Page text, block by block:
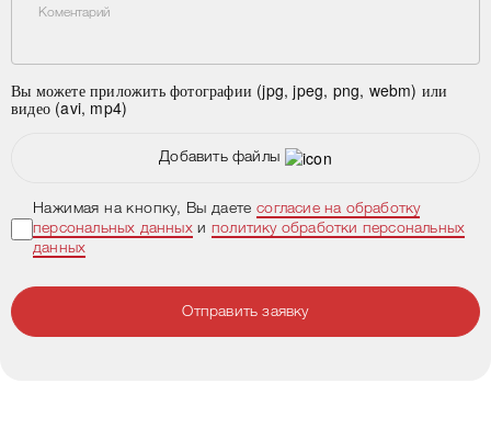
Коментарий
Вы можете приложить фотографии (jpg, jpeg, png, webm) или
видео (avi, mp4)
Добавить файлы
Нажимая на кнопку, Вы даетесогласие на обработку
персональных данныхиполитику обработки персональных
данных
Отправить заявку